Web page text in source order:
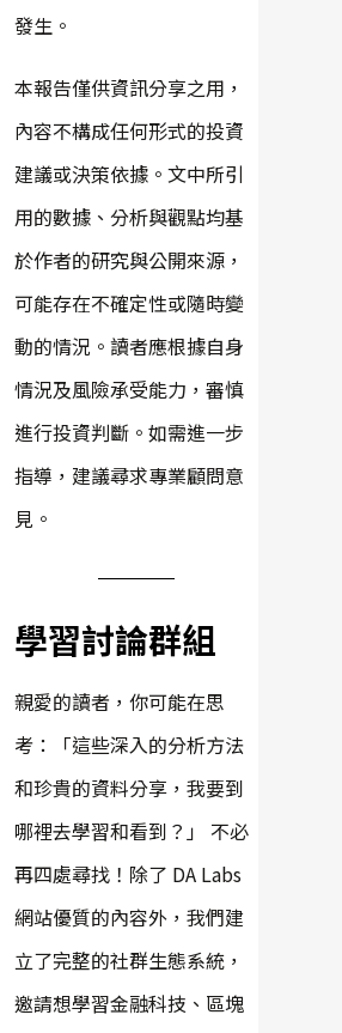
發生。
本報告僅供資訊分享之用，
內容不構成任何形式的投資
建議或決策依據。文中所引
用的數據、分析與觀點均基
於作者的研究與公開來源，
可能存在不確定性或隨時變
動的情況。讀者應根據自身
情況及風險承受能力，審慎
進行投資判斷。如需進一步
指導，建議尋求專業顧問意
見。
學習討論群組
親愛的讀者，你可能在思
考：「這些深入的分析方法
和珍貴的資料分享，我要到
哪裡去學習和看到？」 不必
再四處尋找！除了 DA Labs
網站優質的內容外，我們建
立了完整的社群生態系統，
邀請想學習金融科技、區塊